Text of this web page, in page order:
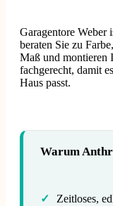
Garagentore Weber
beraten Sie zu
Maß und montieren
fachgerecht, damit
Haus passt.
Warum
✓
Zeitloses,